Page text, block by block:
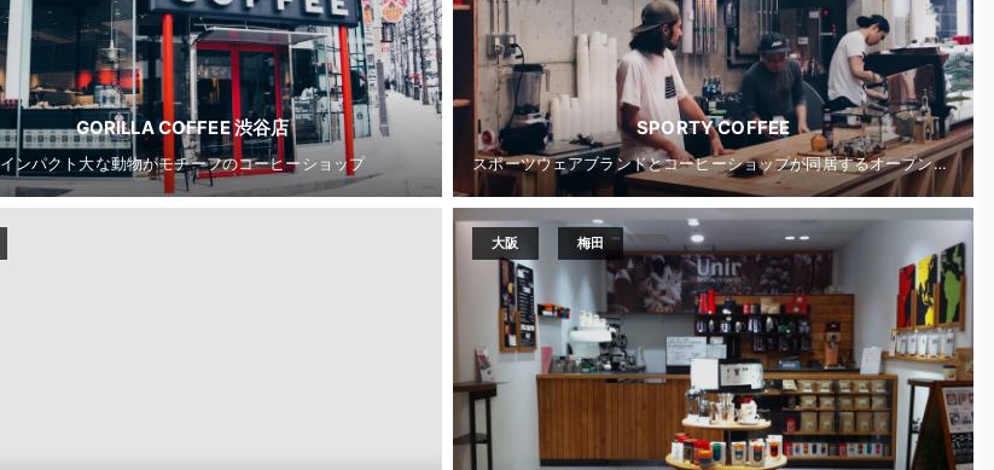
GORILLA COFFEE 渋谷店
インパクト大な動物がモチーフのコーヒーショップ
SPORTY COFFEE
スポーツウェアブランドとコーヒーショップが同居するオープンな空間とコミュニティ
大阪 梅田